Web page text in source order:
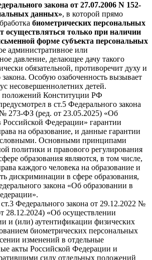
закона от 27.07.2006 N 152-
данных», в которой прямо
биометрических персональных
осуществляться только при наличии
форме субъекта персональных
административное или
давление, делающее дачу такого
обязательной, противоречит духу и
закона. Особую озабоченность вызывает
несовершеннолетних детей.
положений Конституции РФ
в ст.5 Федерального закона
273-ФЗ (ред. от 23.05.2025) «Об
Российской Федерации» гарантии
на образование, и данные гарантии
Основными принципами
политики и правового регулирования
образования являются, в том числе,
каждого человека на образование и
дискриминации в сфере образования,
закона «Об образовании в
Федерального закона от 29.12.2022 №
28.12.2024) «Об осуществлении
и (или) аутентификации физических
биометрических персональных
изменений в отдельные
акты Российской Федерации и
силу отдельных положений